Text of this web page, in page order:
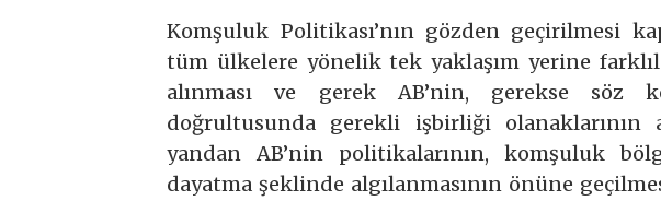
Komşuluk Politikası’nın gözden geçirilmesi
tüm ülkelere yönelik tek yaklaşım yerine
alınması ve gerek AB’nin, gerekse söz
doğrultusunda gerekli işbirliği olanaklarının
yandan AB’nin politikalarının, komşuluk
dayatma şeklinde algılanmasının önüne